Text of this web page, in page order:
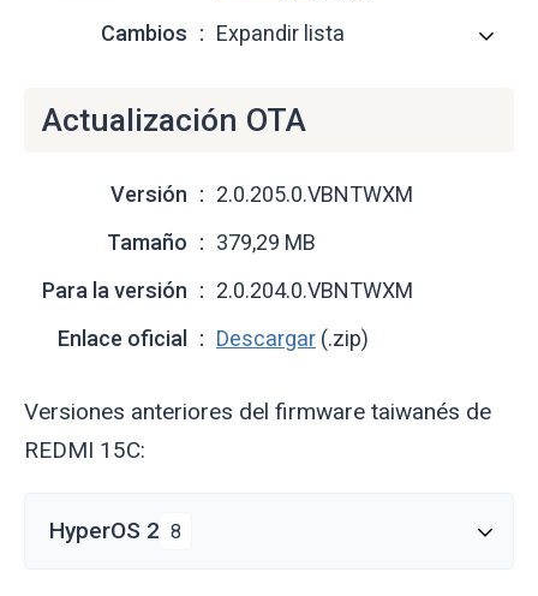
Cambios
Expandir lista
Actualización OTA
Versión
2.0.205.0.VBNTWXM
Tamaño
379,29 MB
Para la versión
2.0.204.0.VBNTWXM
Enlace oficial
Descargar (.zip)
Versiones anteriores del firmware taiwanés de
REDMI 15C:
HyperOS 2 8